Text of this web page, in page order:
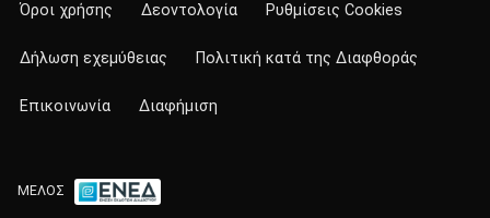
Όροι χρήσης Δεοντολογία Ρυθμίσεις Cookies
Δήλωση εχεμύθειας Πολιτική κατά της Διαφθοράς
Επικοινωνία Διαφήμιση
ΜΕΛΟΣ